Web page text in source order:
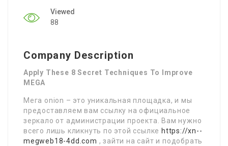
Viewed
88
Company Description
Apply These 8 Secret Techniques To Improve
MEGA
Мега onion – это уникальная площадка, и мы
предоставляем вам ссылку на официальное
зеркало от администрации проекта. Вам нужно
всего лишь кликнуть по этой ссылке https://xn--
megweb18-4dd.com , зайти на сайт и подобрать